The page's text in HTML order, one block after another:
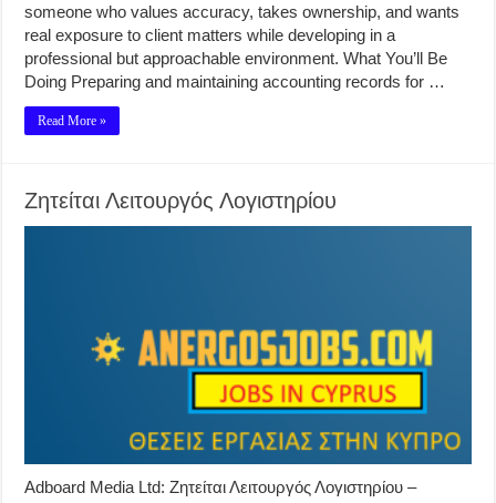
someone who values accuracy, takes ownership, and wants
real exposure to client matters while developing in a
professional but approachable environment. What You’ll Be
Doing Preparing and maintaining accounting records for …
Read More »
Ζητείται Λειτουργός Λογιστηρίου
Adboard Media Ltd: Ζητείται Λειτουργός Λογιστηρίου –